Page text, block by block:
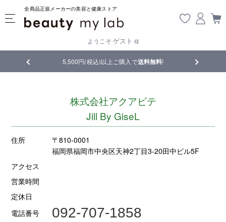
全商品正規メーカーの美容と健康ストア
ようこそ ゲスト 様
5,500円(税込)以上ご購入で送料無料! 【重要】
株式会社アクアビテ
Jill By GiseL
住所
〒810-0001
福岡県福岡市中央区天神2丁目3-20田中ビル5F
アクセス
営業時間
定休日
電話番号
092-707-1858